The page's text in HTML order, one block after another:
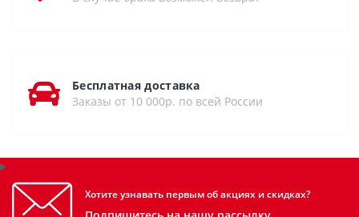
Бесплатная доставка
Заказы от 10 000р. по всей России
Хотите узнавать первым об акциях и скидках?